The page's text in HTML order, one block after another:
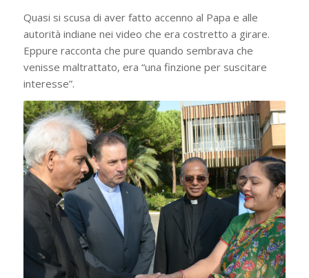
Quasi si scusa di aver fatto accenno al Papa e alle
autorità indiane nei video che era costretto a girare.
Eppure racconta che pure quando sembrava che
venisse maltrattato, era “una finzione per suscitare
interesse”.